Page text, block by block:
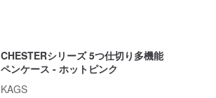
CHESTERシリーズ 5つ仕切り多機能
ペンケース - ホットピンク
KAGS